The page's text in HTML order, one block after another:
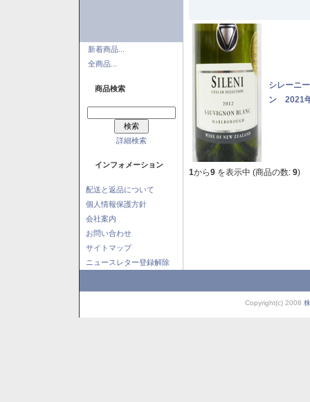
新着商品...
全商品...
商品検索
詳細検索
インフォメーション
配送と返品について
個人情報保護方針
会社案内
お問い合わせ
サイトマップ
ニュースレター登録解除
シレーニ
ン 2021
1から9 を表示中 (商品の数: 9)
Copyright(c) 2008